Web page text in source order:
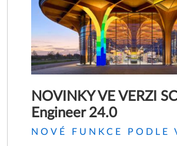
NOVINKY VE VERZI
Engineer 24.0
NOVÉ FUNKCE PODLE